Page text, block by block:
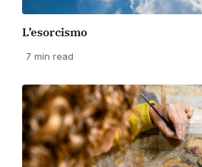
L’esorcismo
7 min read